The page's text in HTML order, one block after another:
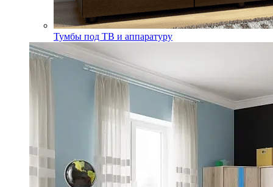
Тумбы под ТВ и аппаратуру